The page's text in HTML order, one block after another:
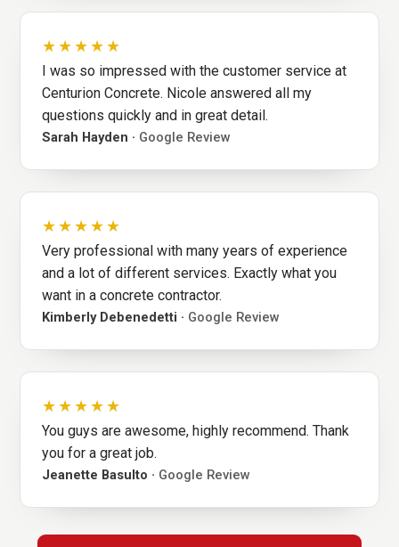
★★★★★
I was so impressed with the customer service at
Centurion Concrete. Nicole answered all my
questions quickly and in great detail.
Sarah Hayden · Google Review
★★★★★
Very professional with many years of experience
and a lot of different services. Exactly what you
want in a concrete contractor.
Kimberly Debenedetti · Google Review
★★★★★
You guys are awesome, highly recommend. Thank
you for a great job.
Jeanette Basulto · Google Review